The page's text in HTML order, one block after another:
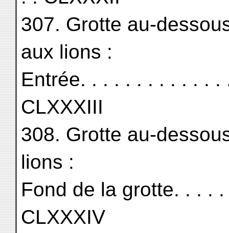
307. Grotte au-
aux lions :
Entrée. . . . . . . . . . . .
CLXXXIII
308. Grotte au-
lions :
Fond de la grotte. . . .
CLXXXIV